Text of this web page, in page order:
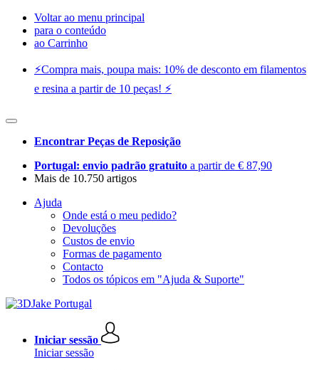
Voltar ao menu principal
para o conteúdo
ao Carrinho
⚡️Compra mais, poupa mais: 10% de desconto em filamentos
e resina a partir de 10 peças! ⚡️
Encontrar Peças de Reposição
Portugal: envio padrão gratuito a partir de € 87,90
Mais de 10.750 artigos
Ajuda
Onde está o meu pedido?
Devoluções
Custos de envio
Formas de pagamento
Contacto
Todos os tópicos em "Ajuda & Suporte"
Iniciar sessão
Iniciar sessão